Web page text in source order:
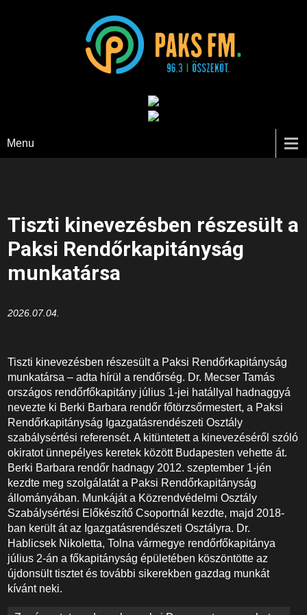
Menu
Tiszti kinevezésben részesült a
Paksi Rendőrkapitányság
munkatársa
2026.07.04.
Tiszti kinevezésben részesült a Paksi Rendőrkapitányság
munkatársa – adta hírül a rendőrség. Dr. Mecser Tamás
országos rendőrfőkapitány július 1-jei hatállyal hadnaggyá
nevezte ki Berki Barbara rendőr főtörzsőrmestert, a Paksi
Rendőrkapitányság Igazgatásrendészeti Osztály
szabálysértési referensét. A kitüntetett a kinevezéséről szóló
okiratot ünnepélyes keretek között Budapesten vehette át.
Berki Barbara rendőr hadnagy 2012. szeptember 1-jén
kezdte meg szolgálatát a Paksi Rendőrkapitányság
állományában. Munkáját a Közrendvédelmi Osztály
Szabálysértési Előkészítő Csoportnál kezdte, majd 2018-
ban került át az Igazgatásrendészeti Osztályra. Dr.
Hablicsek Nikoletta, Tolna vármegye rendőrfőkapitánya
július 2-án a főkapitányság épületében köszöntötte az
újdonsült tisztet és további sikerekben gazdag munkát
kívánt neki.